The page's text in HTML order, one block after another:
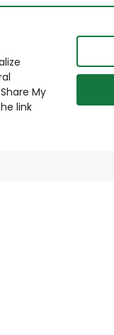
My
link